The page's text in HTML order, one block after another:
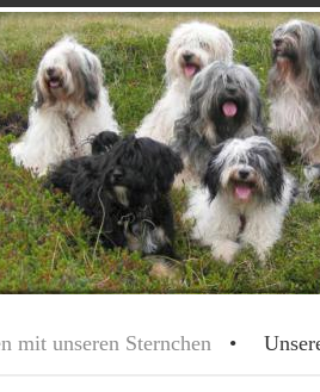
mit unseren Sternchen